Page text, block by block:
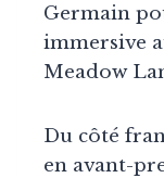
Germain
immersive
Meadow
Du côté
en avant-